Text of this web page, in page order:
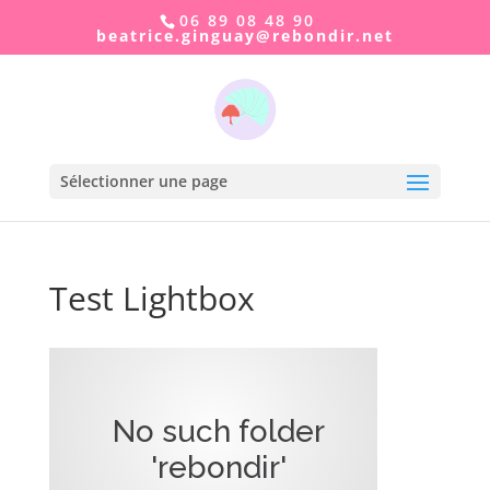
06 89 08 48 90
ten.r
idnob
er@ya
ugnig
.ecir
taeb
Sélectionner une page
Test Lightbox